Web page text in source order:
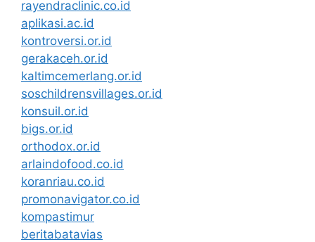
rayendraclinic.co.id
aplikasi.ac.id
kontroversi.or.id
gerakaceh.or.id
kaltimcemerlang.or.id
soschildrensvillages.or.id
konsuil.or.id
bigs.or.id
orthodox.or.id
arlaindofood.co.id
koranriau.co.id
promonavigator.co.id
kompastimur
beritabatavias